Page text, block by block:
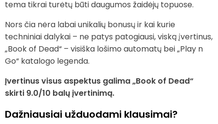
tema tikrai turėtų būti daugumos žaidėjų topuose.
Nors čia nėra labai unikalių bonusų ir kai kurie
techniniai dalykai – ne patys patogiausi, viską įvertinus,
„Book of Dead“ – visiška lošimo automatų bei „Play n
Go“ katalogo legenda.
Įvertinus visus aspektus galima „Book of Dead“
skirti 9.0/10 balų įvertinimą.
Dažniausiai užduodami klausimai?